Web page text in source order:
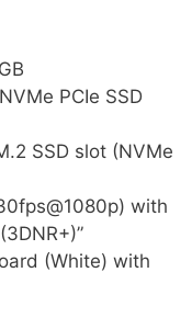
PCIe SSD
SSD slot (NVMe
with
(White) with